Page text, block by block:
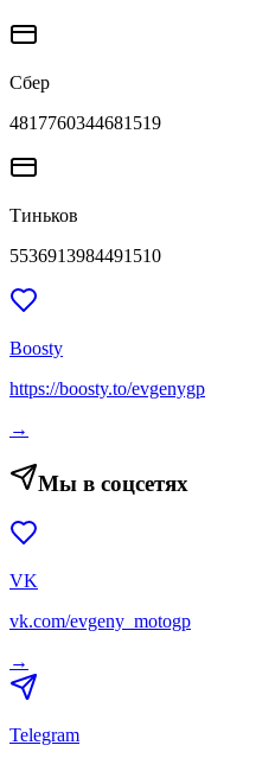
Сбер
4817760344681519
Тиньков
5536913984491510
Boosty
https://boosty.to/evgenygp
→
Мы в соцсетях
VK
vk.com/evgeny_motogp
→
Telegram